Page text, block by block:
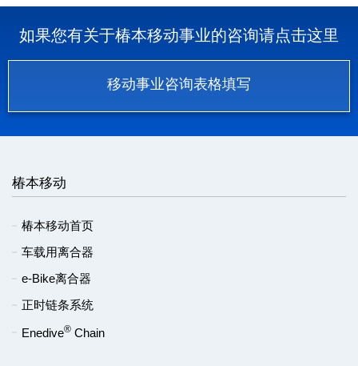
如果您有关于椿本移动事业的咨询请点击这里
移动事业咨询表格填写
椿本移动
椿本移动首页
车载用离合器
e-Bike离合器
正时链条系统
Enedive® Chain